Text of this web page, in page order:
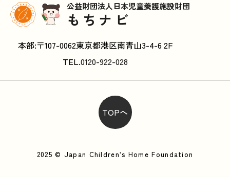
公益財団法人日本児童養護施設財団
もちナビ
本部:〒107-0062東京都港区南青山3-4-6 2F
TEL.0120-922-028
TOPへ
2025 © Japan Children’s Home Foundation